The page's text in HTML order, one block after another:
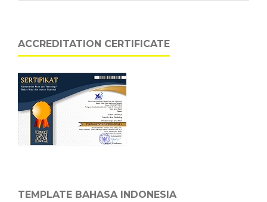
ACCREDITATION CERTIFICATE
TEMPLATE BAHASA INDONESIA